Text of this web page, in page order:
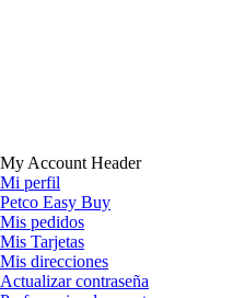
My Account Header
Mi perfil
Petco Easy Buy
Mis pedidos
Mis Tarjetas
Mis direcciones
Actualizar contraseña